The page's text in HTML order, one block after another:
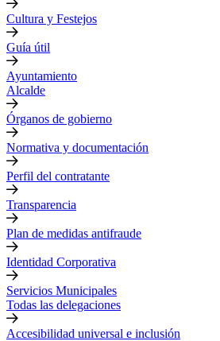
Cultura y Festejos
Guía útil
Ayuntamiento
Alcalde
Órganos de gobierno
Normativa y documentación
Perfil del contratante
Transparencia
Plan de medidas antifraude
Identidad Corporativa
Servicios Municipales
Todas las delegaciones
Accesibilidad universal e inclusión